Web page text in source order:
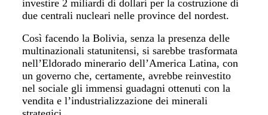
investire 2 miliardi di dollari per la costruzione di
due centrali nucleari nelle province del nordest.
Così facendo la Bolivia, senza la presenza delle
multinazionali statunitensi, si sarebbe trasformata
nell’Eldorado minerario dell’America Latina, con
un governo che, certamente, avrebbe reinvestito
nel sociale gli immensi guadagni ottenuti con la
vendita e l’industrializzazione dei minerali